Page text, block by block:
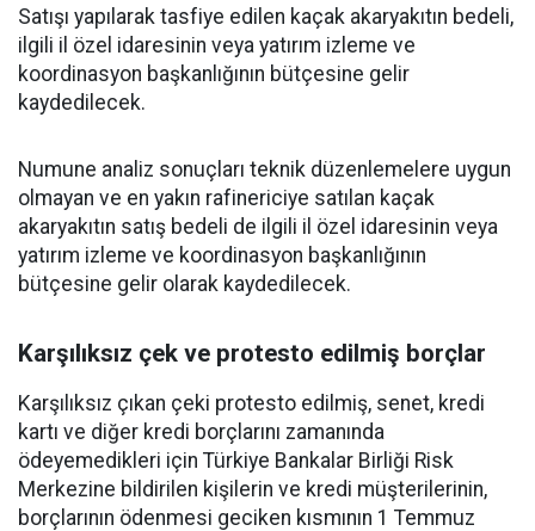
Satışı yapılarak tasfiye edilen kaçak akaryakıtın bedeli,
ilgili il özel idaresinin veya yatırım izleme ve
koordinasyon başkanlığının bütçesine gelir
kaydedilecek.
Numune analiz sonuçları teknik düzenlemelere uygun
olmayan ve en yakın rafinericiye satılan kaçak
akaryakıtın satış bedeli de ilgili il özel idaresinin veya
yatırım izleme ve koordinasyon başkanlığının
bütçesine gelir olarak kaydedilecek.
Karşılıksız çek ve protesto edilmiş borçlar
Karşılıksız çıkan çeki protesto edilmiş, senet, kredi
kartı ve diğer kredi borçlarını zamanında
ödeyemedikleri için Türkiye Bankalar Birliği Risk
Merkezine bildirilen kişilerin ve kredi müşterilerinin,
borçlarının ödenmesi geciken kısmının 1 Temmuz